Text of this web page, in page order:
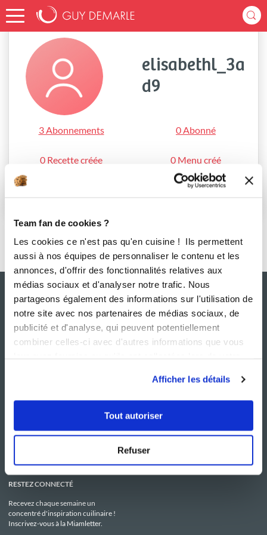
Team fan de cookies ?
Les cookies ce n'est pas qu'en cuisine ! Ils permettent
aussi à nos équipes de personnaliser le contenu et les
annonces, d'offrir des fonctionnalités relatives aux
médias sociaux et d'analyser notre trafic. Nous
partageons également des informations sur l'utilisation de
notre site avec nos partenaires de médias sociaux, de
publicité et d'analyse, qui peuvent potentiellement
combiner celles-ci avec d'autres informations que vous
Afficher les détails
Tout autoriser
Refuser
Accueil elisabethl_3ad9
elisabethl_3a
d9
3 Abonnements 0 Abonné
0 Recette créée 0 Menu créé
Le Mag'
Boutique
C.G.U
Politique de confidentialité
Utilisation des Cookies
RESTEZ CONNECTÉ
Recevez chaque semaine un
concentré d'inspiration cuilinaire !
Inscrivez-vous à la Miamletter.